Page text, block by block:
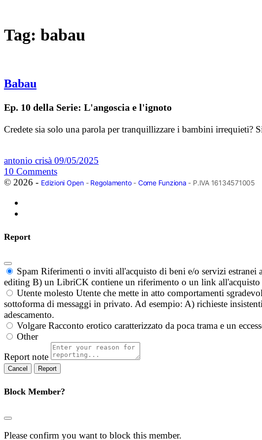
Tag: babau
Babau
Ep. 10 della Serie: L'angoscia e l'ignoto
Credete sia solo una parola per tranquillizzare i bambini
antonio crisà 09/05/2025
10 Comments
© 2026 - Edizioni Open- Regolamento- Come Funziona - P.IVA 16134571005
Report
Spam Riferimenti o inviti all'acquisto di beni e/o servizi
editing B) un LibriCK contiene un riferimento o un link
Utente molesto Utente che mette in atto comportamenti
sottoforma di messaggi in privato. Ad esempio: A) richieste
adescamento.
Volgare Racconto erotico caratterizzato da poca trama e un
Other
Report note
Report
Block Member?
Please confirm you want to block this member.